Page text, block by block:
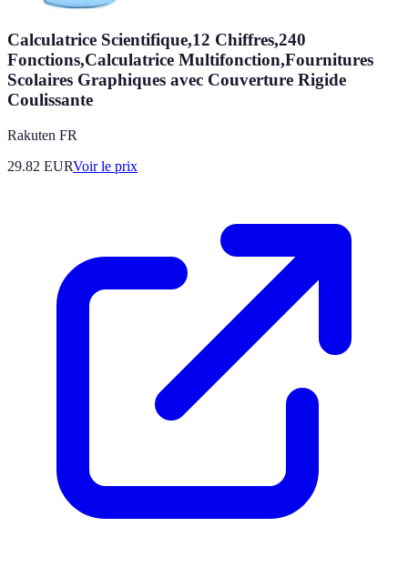
Calculatrice Scientifique,12 Chiffres,240
Fonctions,Calculatrice Multifonction,Fournitures
Scolaires Graphiques avec Couverture Rigide
Coulissante
Rakuten FR
29.82 EURVoir le prix